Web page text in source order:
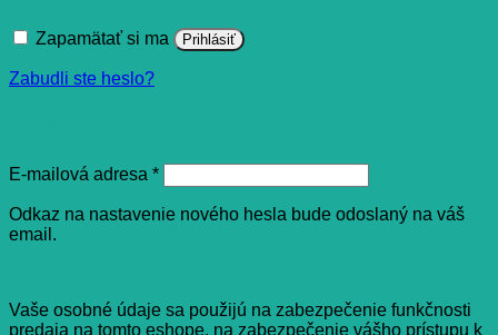
Zapamätať si ma Prihlásiť
Zabudli ste heslo?
E-mailová adresa *Povinné
Odkaz na nastavenie nového hesla bude odoslaný na váš
email.
Vaše osobné údaje sa použijú na zabezpečenie funkčnosti
predaja na tomto eshope, na zabezpečenie vášho prístupu k